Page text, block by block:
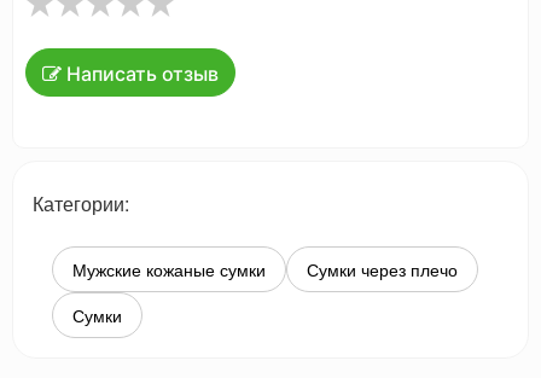
Написать отзыв
Категории:
Мужские кожаные сумки
Сумки через плечо
Сумки